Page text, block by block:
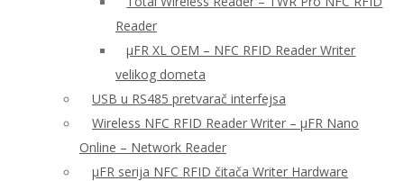
Reader
µFR XL OEM – NFC RFID Reader Writer
velikog dometa
USB u RS485 pretvarač interfejsa
Wireless NFC RFID Reader Writer – μFR Nano
Online – Network Reader
μFR serija NFC RFID čitača Writer Hardware